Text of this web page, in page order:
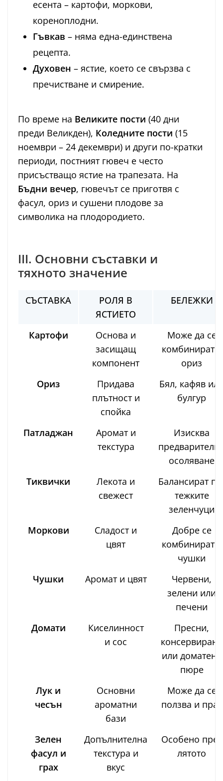
есента – картофи, моркови,
кореноплодни.
Гъвкав – няма една-единствена
рецепта.
Духовен – ястие, което се свързва с
пречистване и смирение.
По време на Великите пости (40 дни
преди Великден), Коледните пости (15
ноември – 24 декември) и други по-кратки
периоди, постният гювеч е често
присъстващо ястие на трапезата. На
Бъдни вечер, гювечът се приготвя с
фасул, ориз и сушени плодове за
символика на плодородието.
III. Основни съставки и
тяхното значение
СЪСТАВКА
РОЛЯ В
ЯСТИЕТО
БЕЛЕЖКИ
Картофи
Основа и
засищащ
компонент
Може да се
комбинират с
ориз
Ориз
Придава
плътност и
спойка
Бял, кафяв
булгур
Патладжан
Аромат и
текстура
Изисква
осоляване
Тиквички
Лекота и
свежест
Балансират
тежките
зеленчуци
Моркови
Сладост и
цвят
Добре се
комбинират с
чушки
Чушки
Аромат и цвят
Червени,
зелени или
печени
Домати
Киселинност
и сос
Пресни,
консервирани
или доматено
пюре
Лук и
чесън
Основни
ароматни
бази
Може да се
ползва и праз
Зелен
фасул и
грах
Допълнителна
текстура и
вкус
Особено през
лятото